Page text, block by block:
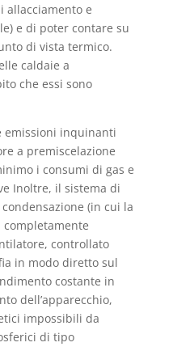
allacciamento e
e di poter contare su
di vista termico.
caldaie a
che essi sono
emissioni inquinanti
a premiscelazione
i consumi di gas e
Inoltre, il sistema di
(in cui la
completamente
controllato
in modo diretto sul
costante in
dell’apparecchio,
impossibili da
di tipo